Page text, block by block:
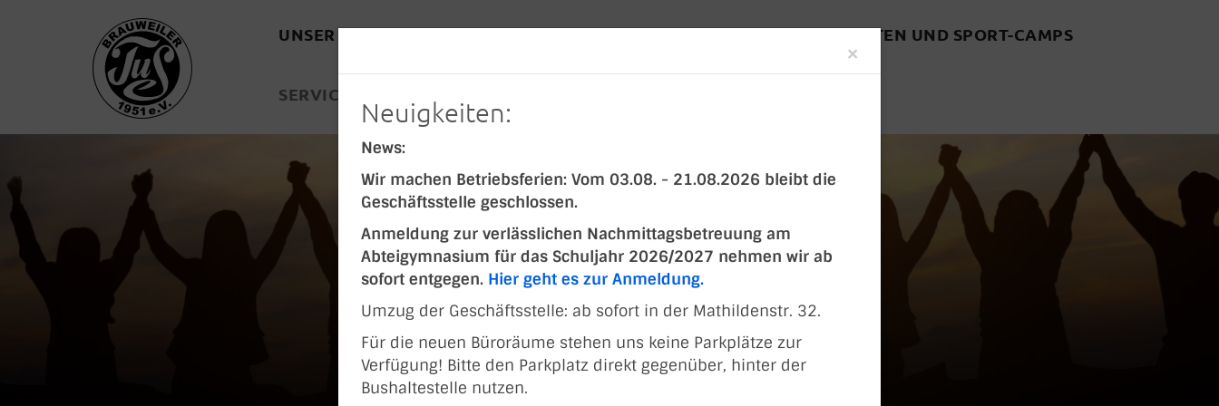
UNSER VEREIN NEWS SPORTARTEN SPORTSUCHE FERIENFREIZEITEN UND SPORT-CAMPS
SERVICE
×
Neuigkeiten:
News:
Wir machen Betriebsferien: Vom 03.08. - 21.08.2026 bleibt die
Geschäftsstelle geschlossen.
Anmeldung zur verlässlichen Nachmittagsbetreuung am
Abteigymnasium für das Schuljahr 2026/2027 nehmen wir ab
sofort entgegen. Hier geht es zur Anmeldung.
Umzug der Geschäftsstelle: ab sofort in der Mathildenstr. 32.
Für die neuen Büroräume stehen uns keine Parkplätze zur
Verfügung! Bitte den Parkplatz direkt gegenüber, hinter der
Bushaltestelle nutzen.